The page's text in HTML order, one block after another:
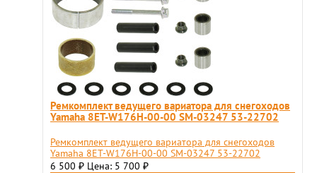
Ремкомплект ведущего вариатора для снегоходов
Yamaha 8ET-W176H-00-00 SM-03247 53-22702
Ремкомплект ведущего вариатора для снегоходов
Yamaha 8ET-W176H-00-00 SM-03247 53-22702
6 500 ₽ Цена: 5 700 ₽